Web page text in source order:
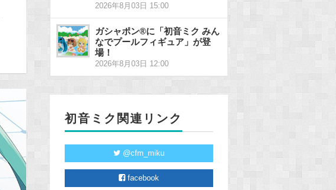
2026年8月03日 15:00
ガシャポン®に「初音ミク みん
なでプールフィギュア」が登
場！
2026年8月03日 12:00
初音ミク関連リンク
@cfm_miku
facebook